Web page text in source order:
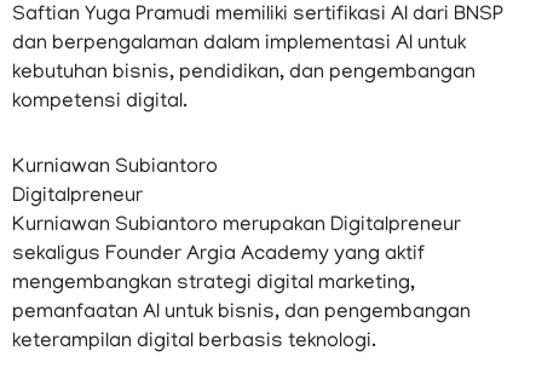
Saftian Yuga Pramudi memiliki sertifikasi AI dari BNSP
dan berpengalaman dalam implementasi AI untuk
kebutuhan bisnis, pendidikan, dan pengembangan
kompetensi digital.
Kurniawan Subiantoro
Digitalpreneur
Kurniawan Subiantoro merupakan Digitalpreneur
sekaligus Founder Argia Academy yang aktif
mengembangkan strategi digital marketing,
pemanfaatan AI untuk bisnis, dan pengembangan
keterampilan digital berbasis teknologi.